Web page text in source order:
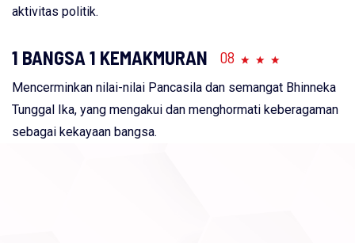
aktivitas politik.
1 BANGSA 1 KEMAKMURAN 08
Mencerminkan nilai-nilai Pancasila dan semangat Bhinneka
Tunggal Ika, yang mengakui dan menghormati keberagaman
sebagai kekayaan bangsa.